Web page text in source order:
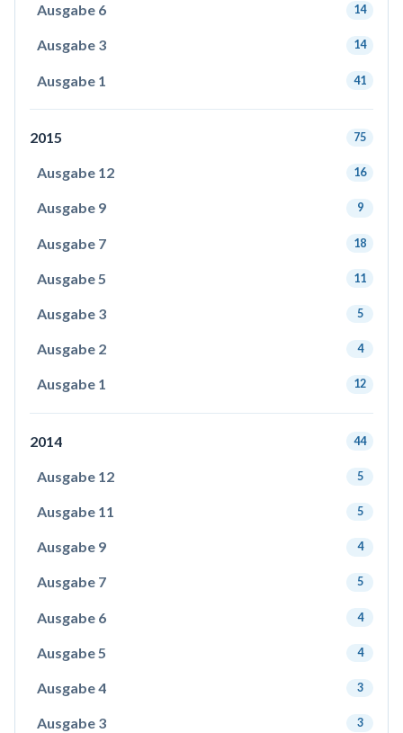
Ausgabe 6 14
Ausgabe 3 14
Ausgabe 1 41
2015 75
Ausgabe 12 16
Ausgabe 9 9
Ausgabe 7 18
Ausgabe 5 11
Ausgabe 3 5
Ausgabe 2 4
Ausgabe 1 12
2014 44
Ausgabe 12 5
Ausgabe 11 5
Ausgabe 9 4
Ausgabe 7 5
Ausgabe 6 4
Ausgabe 5 4
Ausgabe 4 3
Ausgabe 3 3